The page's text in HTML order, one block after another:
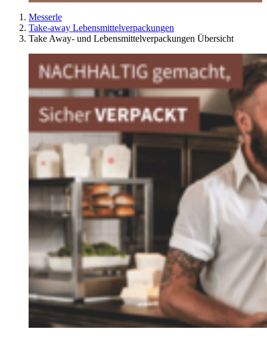
Messerle
Take-away Lebensmittelverpackungen
Take Away- und Lebensmittelverpackungen Übersicht